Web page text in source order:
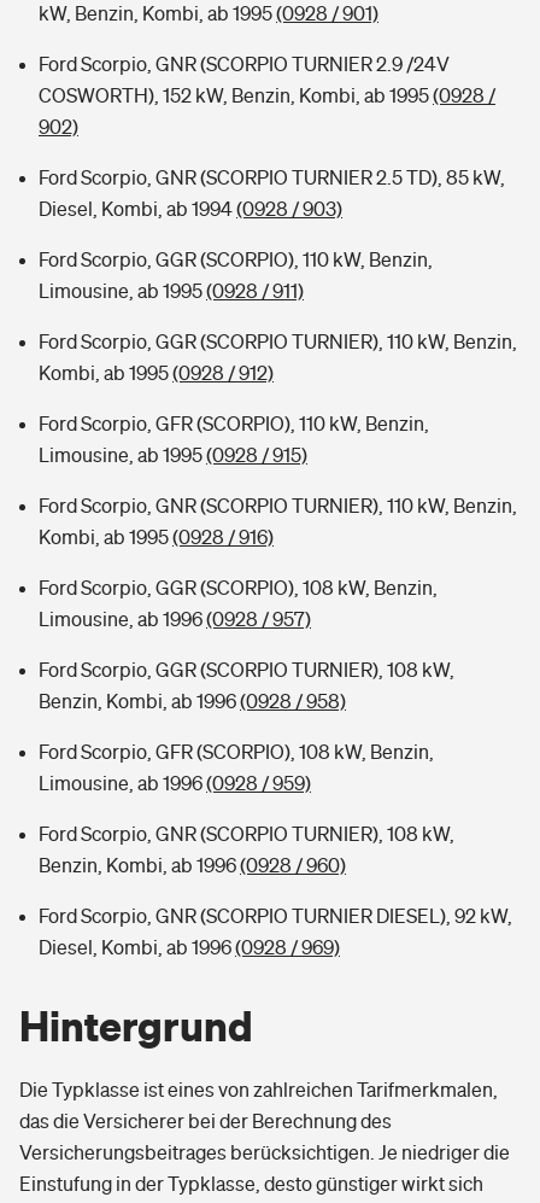
kW, Benzin, Kombi, ab 1995(0928 / 901)
Ford Scorpio, GNR (SCORPIO TURNIER 2.9 /24V
COSWORTH), 152 kW, Benzin, Kombi, ab 1995(0928 /
902)
Ford Scorpio, GNR (SCORPIO TURNIER 2.5 TD), 85 kW,
Diesel, Kombi, ab 1994(0928 / 903)
Ford Scorpio, GGR (SCORPIO), 110 kW, Benzin,
Limousine, ab 1995(0928 / 911)
Ford Scorpio, GGR (SCORPIO TURNIER), 110 kW, Benzin,
Kombi, ab 1995(0928 / 912)
Ford Scorpio, GFR (SCORPIO), 110 kW, Benzin,
Limousine, ab 1995(0928 / 915)
Ford Scorpio, GNR (SCORPIO TURNIER), 110 kW, Benzin,
Kombi, ab 1995(0928 / 916)
Ford Scorpio, GGR (SCORPIO), 108 kW, Benzin,
Limousine, ab 1996(0928 / 957)
Ford Scorpio, GGR (SCORPIO TURNIER), 108 kW,
Benzin, Kombi, ab 1996(0928 / 958)
Ford Scorpio, GFR (SCORPIO), 108 kW, Benzin,
Limousine, ab 1996(0928 / 959)
Ford Scorpio, GNR (SCORPIO TURNIER), 108 kW,
Benzin, Kombi, ab 1996(0928 / 960)
Ford Scorpio, GNR (SCORPIO TURNIER DIESEL), 92 kW,
Diesel, Kombi, ab 1996(0928 / 969)
Hintergrund
Die Typklasse ist eines von zahlreichen Tarifmerkmalen,
das die Versicherer bei der Berechnung des
Versicherungsbeitrages berücksichtigen. Je niedriger die
Einstufung in der Typklasse, desto günstiger wirkt sich